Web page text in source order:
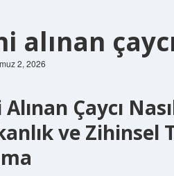
alınan
2, 2026
Çaycı
ve